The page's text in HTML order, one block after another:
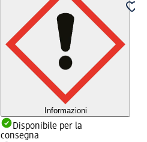
Informazioni
Disponibile per la
consegna